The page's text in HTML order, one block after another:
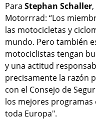
Para Stephan Schaller
Motorrrad: “Los
las motocicletas y
mundo. Pero también
motociclistas tengan
y una actitud
precisamente la razón
con el Consejo de
los mejores
toda Europa".